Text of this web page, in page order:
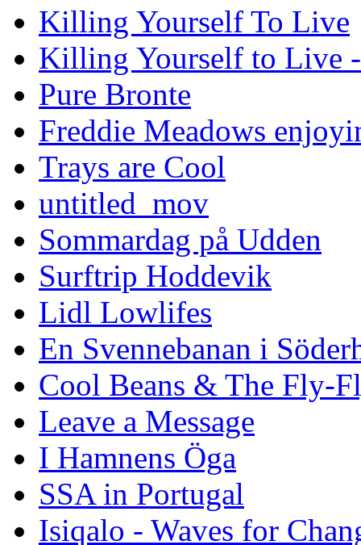
Killing Yourself To Live
Killing Yourself to Live -
Pure Bronte
Freddie Meadows
Trays are Cool
untitled_mov
Sommardag på Udden
Surftrip Hoddevik
Lidl Lowlifes
En Svennebanan i
Cool Beans & The Fly-
Leave a Message
I Hamnens Öga
SSA in Portugal
Isiqalo - Waves for